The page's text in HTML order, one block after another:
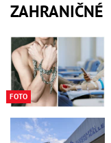
ZAHRANIČNÉ
FOTO